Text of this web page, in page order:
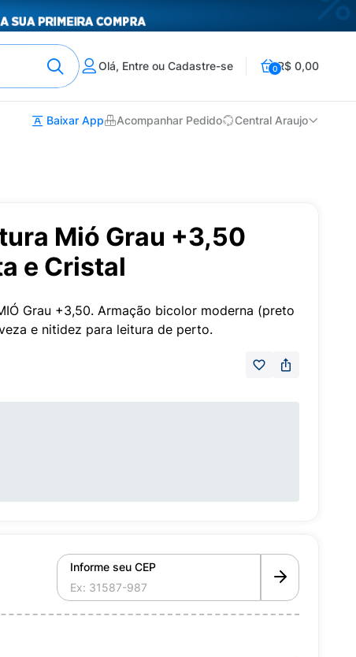
Olá, Entre ou Cadastre-se 0R$ 0,00
Baixar App Acompanhar Pedido Central Araujo
Mió Grau +3,50
e Cristal
Grau +3,50. Armação bicolor moderna (preto
e nitidez para leitura de perto.
Informe seu CEP